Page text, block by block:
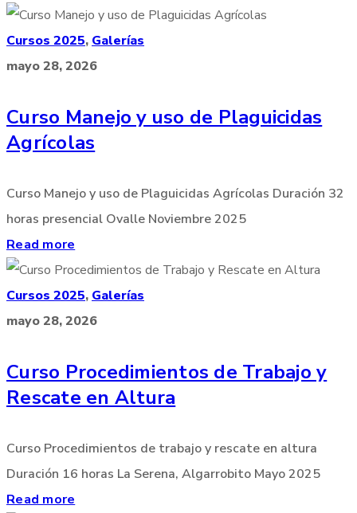
Cursos 2025, Galerías
mayo 28, 2026
Curso Manejo y uso de Plaguicidas
Agrícolas
Curso Manejo y uso de Plaguicidas Agrícolas Duración 32
horas presencial Ovalle Noviembre 2025
Read more
Cursos 2025, Galerías
mayo 28, 2026
Curso Procedimientos de Trabajo y
Rescate en Altura
Curso Procedimientos de trabajo y rescate en altura
Duración 16 horas La Serena, Algarrobito Mayo 2025
Read more